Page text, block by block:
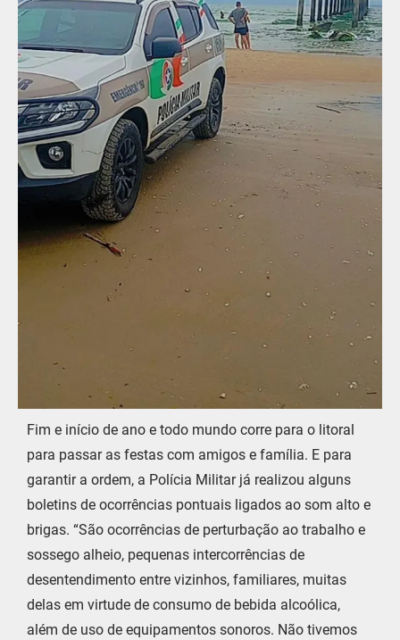
Fim e início de ano e todo mundo corre para o litoral
para passar as festas com amigos e família. E para
garantir a ordem, a Polícia Militar já realizou alguns
boletins de ocorrências pontuais ligados ao som alto e
brigas. “São ocorrências de perturbação ao trabalho e
sossego alheio, pequenas intercorrências de
desentendimento entre vizinhos, familiares, muitas
delas em virtude de consumo de bebida alcoólica,
além de uso de equipamentos sonoros. Não tivemos